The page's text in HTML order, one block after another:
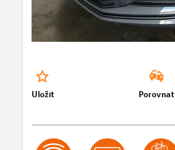
Uložit Porovnat